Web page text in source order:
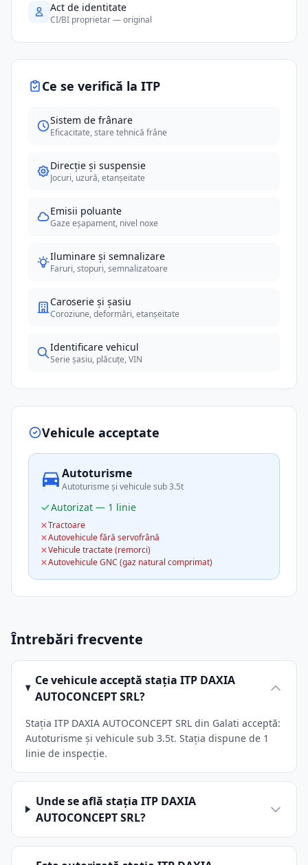
Act de identitate
CI/BI proprietar — original
Ce se verifică la ITP
Sistem de frânare
Eficacitate, stare tehnică frâne
Direcție și suspensie
Jocuri, uzură, etanșeitate
Emisii poluante
Gaze eșapament, nivel noxe
Iluminare și semnalizare
Faruri, stopuri, semnalizatoare
Caroserie și șasiu
Coroziune, deformări, etanșeitate
Identificare vehicul
Serie șasiu, plăcuțe, VIN
Vehicule acceptate
Autoturisme
Autoturisme și vehicule sub 3.5t
Autorizat — 1 linie
Tractoare
Autovehicule fără servofrână
Vehicule tractate (remorci)
Autovehicule GNC (gaz natural comprimat)
Întrebări frecvente
Ce vehicule acceptă stația ITP DAXIA
AUTOCONCEPT SRL?
Stația ITP DAXIA AUTOCONCEPT SRL din Galati acceptă:
Autoturisme și vehicule sub 3.5t. Stația dispune de 1
linie de inspecție.
Unde se află stația ITP DAXIA
AUTOCONCEPT SRL?